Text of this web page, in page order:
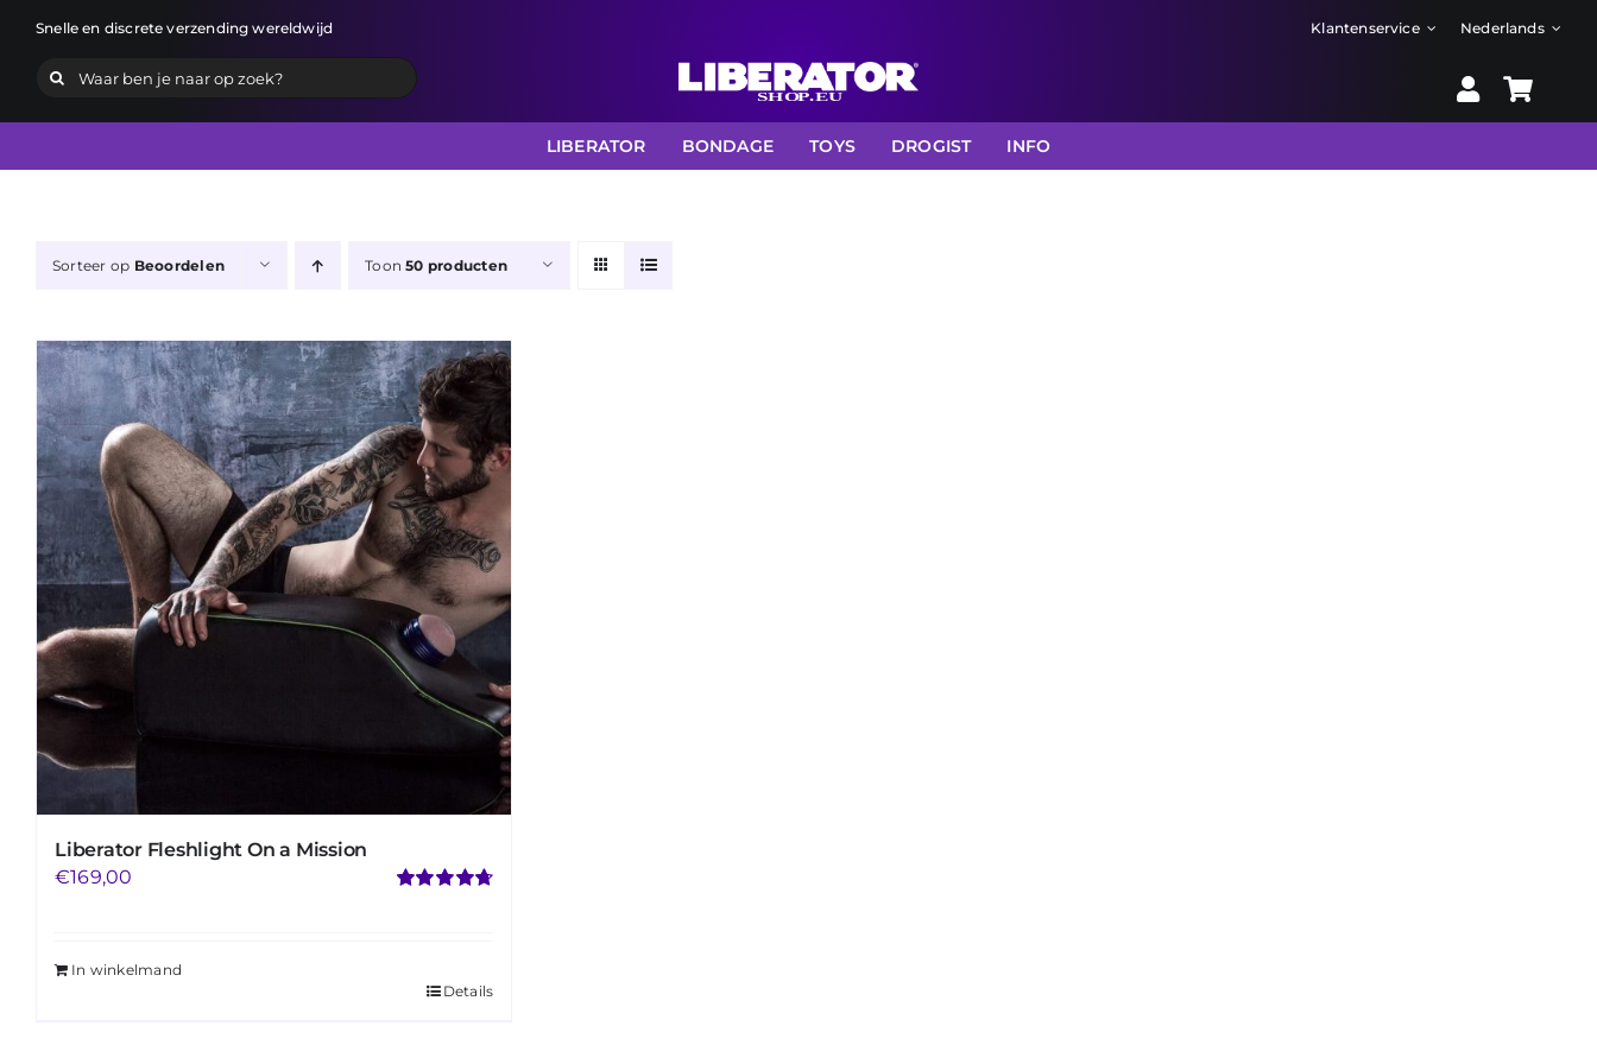
inhoud
Snelle en discrete verzending wereldwijd Klantenservice Nederlands
Zoeken
LIBERATOR BONDAGE TOYS DROGIST INFO
Sorteer op Beoordelen Toon50 producten
Liberator Fleshlight On a Mission
€169,00
In winkelmand
Details